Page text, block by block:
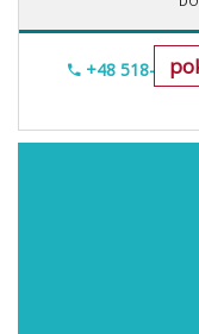
+48 518-706-